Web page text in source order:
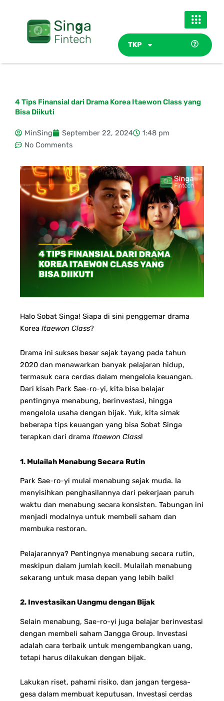
TKP
4 Tips Finansial dari Drama Korea Itaewon Class yang
Bisa Diikuti
MinSing September 22, 2024
1:48 pm
No Comments
Halo Sobat Singa! Siapa di sini penggemar drama
Korea Itaewon Class?
Drama ini sukses besar sejak tayang pada tahun
2020 dan menawarkan banyak pelajaran hidup,
termasuk cara cerdas dalam mengelola keuangan.
Dari kisah Park Sae-ro-yi, kita bisa belajar
pentingnya menabung, berinvestasi, hingga
mengelola usaha dengan bijak. Yuk, kita simak
beberapa tips keuangan yang bisa Sobat Singa
terapkan dari drama Itaewon Class!
1. Mulailah Menabung Secara Rutin
Park Sae-ro-yi mulai menabung sejak muda. Ia
menyisihkan penghasilannya dari pekerjaan paruh
waktu dan menabung secara konsisten. Tabungan ini
menjadi modalnya untuk membeli saham dan
membuka restoran.
Pelajarannya? Pentingnya menabung secara rutin,
meskipun dalam jumlah kecil. Mulailah menabung
sekarang untuk masa depan yang lebih baik!
2. Investasikan Uangmu dengan Bijak
Selain menabung, Sae-ro-yi juga belajar berinvestasi
dengan membeli saham Jangga Group. Investasi
adalah cara terbaik untuk mengembangkan uang,
tetapi harus dilakukan dengan bijak.
Lakukan riset, pahami risiko, dan jangan tergesa-
gesa dalam membuat keputusan. Investasi cerdas